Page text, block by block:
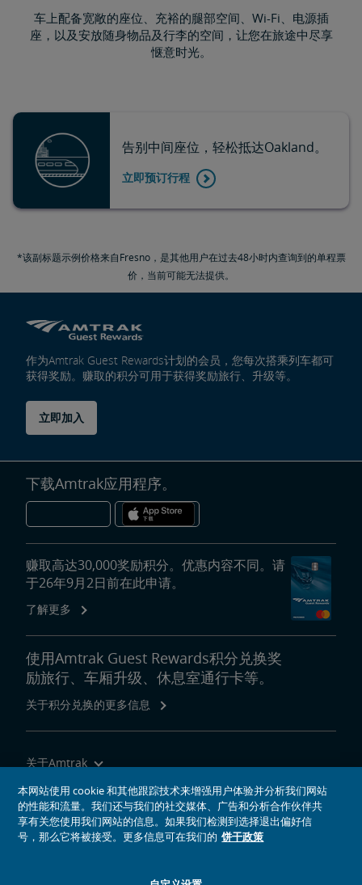
车上配备宽敞的座位、充裕的腿部空间、Wi-Fi、电源插
座，以及安放随身物品及行李的空间，让您在旅途中尽享
惬意时光。
告别中间座位，轻松抵达Oakland。
立即预订行程
*该副标题示例价格来自Fresno，是其他用户在过去48小时内查询到的单程票
价，当前可能无法提供。
作为Amtrak Guest Rewards计划的会员，您每次搭乘列车都可
获得奖励。赚取的积分可用于获得奖励旅行、升级等。
立即加入
下载Amtrak应用程序。
赚取高达30,000奖励积分。优惠内容不同。请
于26年9月2日前在此申请。
了解更多
使用Amtrak Guest Rewards积分兑换奖
励旅行、车厢升级、休息室通行卡等。
关于积分兑换的更多信息
关于Amtrak
乘坐Amtrak列车旅行
网站工具
本网站使用 cookie 和其他跟踪技术来增强用户体验并分析我们网站
的性能和流量。我们还与我们的社交媒体、广告和分析合作伙伴共
享有关您使用我们网站的信息。如果我们检测到选择退出偏好信
号，那么它将被接受。更多信息可在我们的 饼干政策